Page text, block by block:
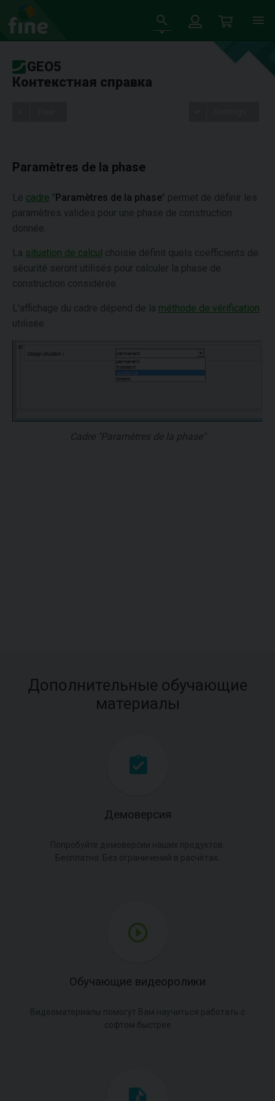
GEO5
Контекстная справка
Paramètres de la phase
Le cadre "Paramètres de la phase" permet de définir les
paramètres valides pour une phase de construction
donnée.
La situation de calcul choisie définit quels coefficients de
sécurité seront utilisés pour calculer la phase de
construction considérée.
L'affichage du cadre dépend de la méthode de vérification
utilisée.
Cadre "Paramètres de la phase"
Дополнительные обучающие
материалы
Демоверсия
Обучающие видеоролики